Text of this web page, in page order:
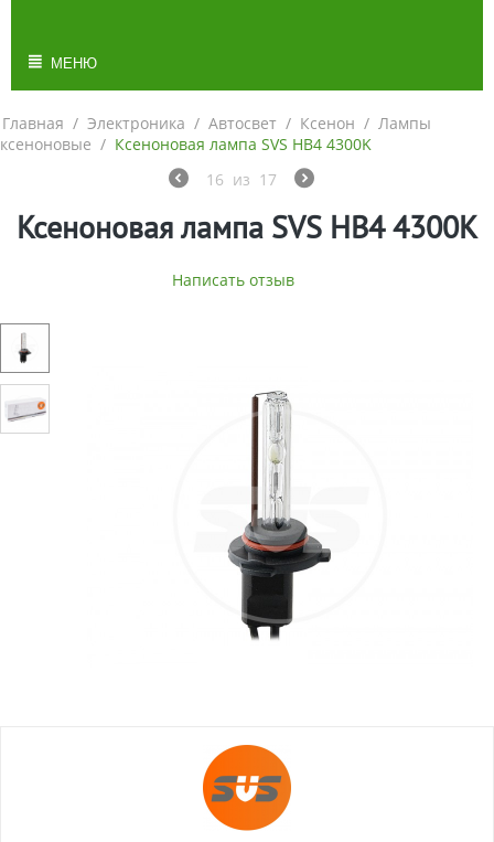
МЕНЮ
Главная / Электроника / Автосвет / Ксенон / Лампы
ксеноновые / Ксеноновая лампа SVS HB4 4300K
16 из 17
Ксеноновая лампа SVS HB4 4300K
Написать отзыв